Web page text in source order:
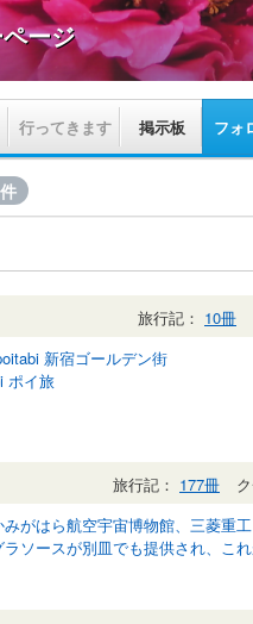
ージ
行ってきます 掲示板 フォ
旅行記： 10冊
新宿ゴールデン街
ポイ旅
旅行記： 177冊
がはら航空宇宙博物館、三菱重
ラソースが別皿でも提供され、こ